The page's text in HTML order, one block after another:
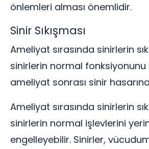
önlemleri alması önemlidir.
Sinir Sıkışması
Ameliyat sırasında sinirlerin
sinirlerin normal fonksiyonunu
ameliyat sonrası sinir
Ameliyat sırasında sinirlerin
sinirlerin normal işlevlerini
engelleyebilir. Sinirler,